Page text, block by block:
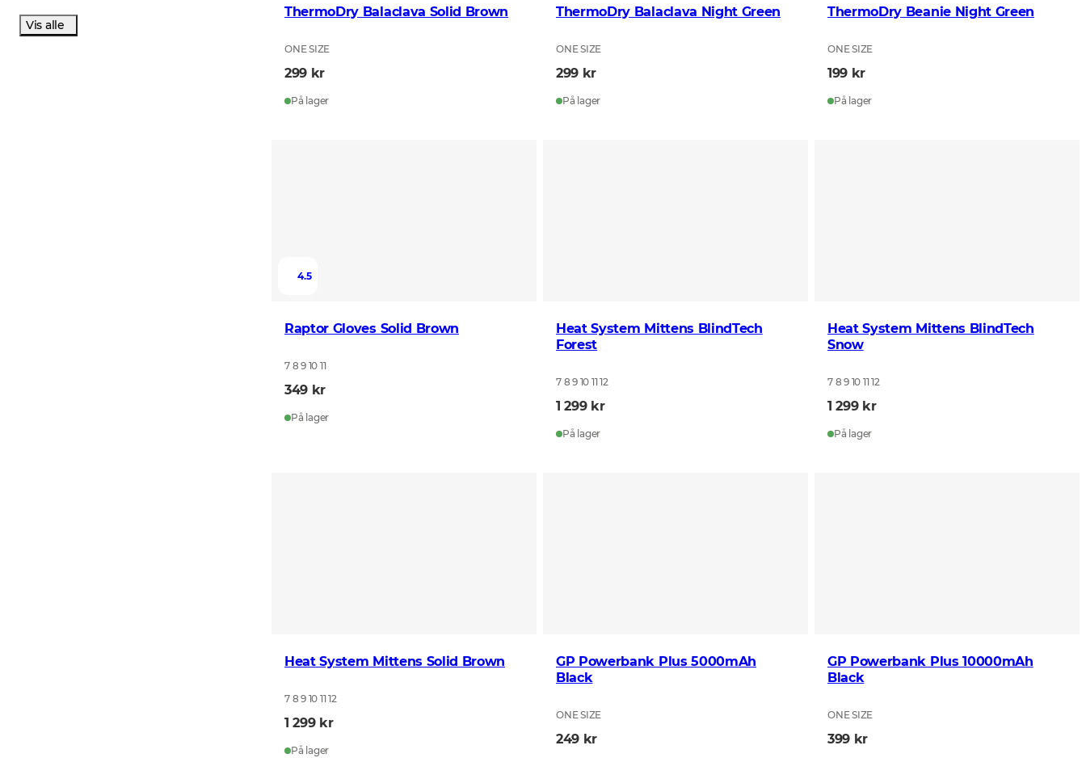
Vis alle
ThermoDry Balaclava Solid Brown
ONE SIZE
299 kr
På lager
ThermoDry Balaclava Night Green
ONE SIZE
299 kr
På lager
ThermoDry Beanie Night Green
ONE SIZE
199 kr
På lager
4.5
Raptor Gloves Solid Brown
7 8 9 10 11
349 kr
På lager
Heat System Mittens BlindTech
Forest
7 8 9 10 11 12
1 299 kr
På lager
Heat System Mittens BlindTech
Snow
7 8 9 10 11 12
1 299 kr
På lager
Heat System Mittens Solid Brown
7 8 9 10 11 12
1 299 kr
På lager
GP Powerbank Plus 5000mAh
Black
ONE SIZE
249 kr
GP Powerbank Plus 10000mAh
Black
ONE SIZE
399 kr